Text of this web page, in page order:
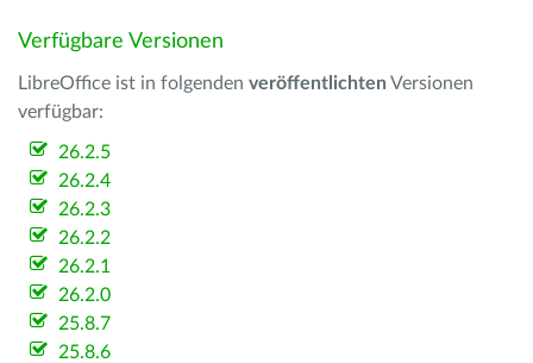
Verfügbare Versionen
LibreOffice ist in folgenden veröffentlichten Versionen
verfügbar:
26.2.5
26.2.4
26.2.3
26.2.2
26.2.1
26.2.0
25.8.7
25.8.6